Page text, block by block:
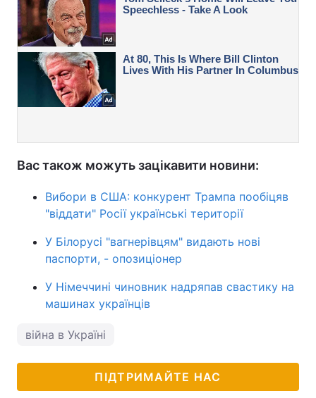
Вас також можуть зацікавити новини:
Вибори в США: конкурент Трампа пообіцяв
"віддати" Росії українські території
У Білорусі "вагнерівцям" видають нові
паспорти, - опозиціонер
У Німеччині чиновник надряпав свастику на
машинах українців
війна в Україні
ПІДТРИМАЙТЕ НАС